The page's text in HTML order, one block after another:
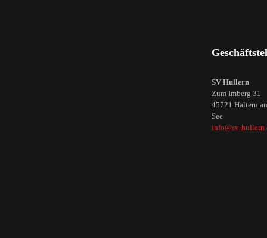
SV Hullern
Zum Imberg 31
45721 Haltern
See
info@sv-